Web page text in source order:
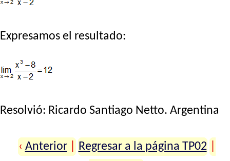
Expresamos el resultado:
Resolvió: Ricardo Santiago Netto. Argentina
‹ Anterior Regresar a la página TP02